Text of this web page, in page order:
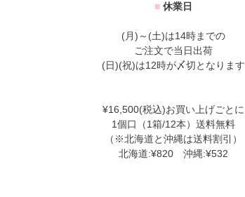
■ 休業日
(月)～(土)は14時までの
ご注文で当日出荷
(日)(祝)は12時が〆切となります
¥16,500(税込)お買い上げごとに
1個口（1箱/12本）送料無料
（※北海道と沖縄は送料割引）
北海道:¥820 沖縄:¥532